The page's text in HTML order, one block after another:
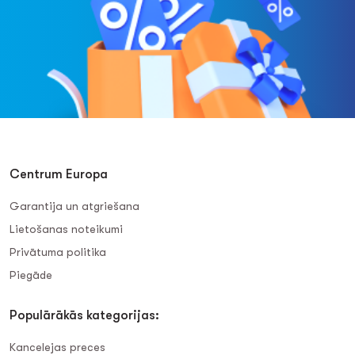
Centrum Europa
Garantija un atgriešana
Lietošanas noteikumi
Privātuma politika
Piegāde
Populārākās kategorijas:
Kancelejas preces